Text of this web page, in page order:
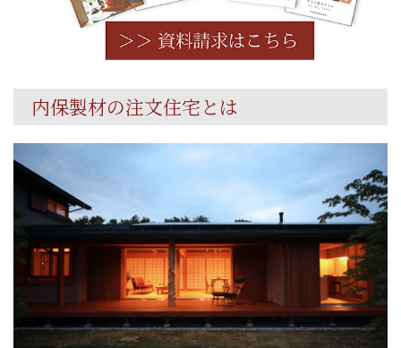
内保製材の注文住宅とは